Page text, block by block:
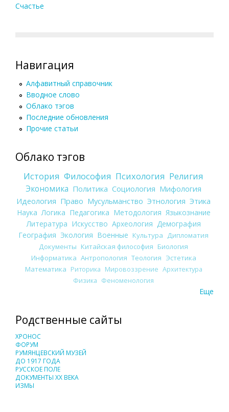
Счастье
Навигация
Алфавитный справочник
Вводное слово
Облако тэгов
Последние обновления
Прочие статьи
Облако тэгов
История Философия Психология Религия
Экономика Политика Социология Мифология
Идеология Право Мусульманство Этнология Этика
Наука Логика Педагогика Методология Языкознание
Литература Искусство Археология Демография
География Экология Военные Культура
Дипломатия
Документы Китайская философия Биология
Информатика Антропология Теология Эстетика
Математика Риторика Мировоззрение Архитектура
Физика Феноменология
Еще
Родственные сайты
ХРОНОС
ФОРУМ
РУМЯНЦЕВСКИЙ МУЗЕЙ
ДО 1917 ГОДА
РУССКОЕ ПОЛЕ
ДОКУМЕНТЫ XX ВЕКА
ИЗМЫ